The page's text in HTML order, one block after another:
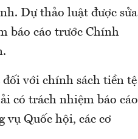
Dự thảo luật được sửa
báo cáo trước Chính
với chính sách tiền tệ
có trách nhiệm báo cáo
vụ Quốc hội, các cơ